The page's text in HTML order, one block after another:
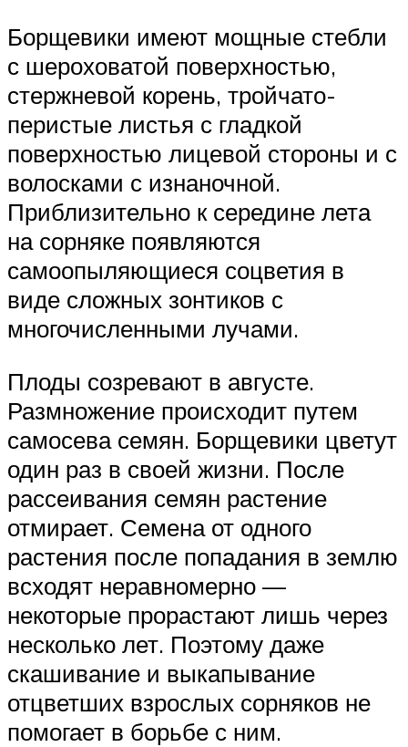
Борщевики имеют мощные стебли
с шероховатой поверхностью,
стержневой корень, тройчато-
перистые листья с гладкой
поверхностью лицевой стороны и с
волосками с изнаночной.
Приблизительно к середине лета
на сорняке появляются
самоопыляющиеся соцветия в
виде сложных зонтиков с
многочисленными лучами.
Плоды созревают в августе.
Размножение происходит путем
самосева семян. Борщевики цветут
один раз в своей жизни. После
рассеивания семян растение
отмирает. Семена от одного
растения после попадания в землю
всходят неравномерно —
некоторые прорастают лишь через
несколько лет. Поэтому даже
скашивание и выкапывание
отцветших взрослых сорняков не
помогает в борьбе с ним.